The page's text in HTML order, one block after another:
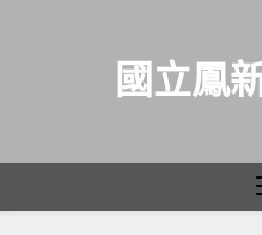
國立鳳